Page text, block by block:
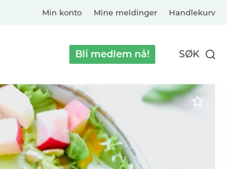
Min konto Mine meldinger Handlekurv
Bli medlem nå! SØK